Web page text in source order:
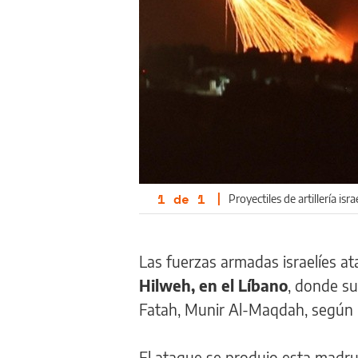
1 de 1 | Proyectiles de artillería
Las fuerzas armadas israelíes
Hilweh, en el Líbano , donde
Fatah, Munir Al-Maqdah,